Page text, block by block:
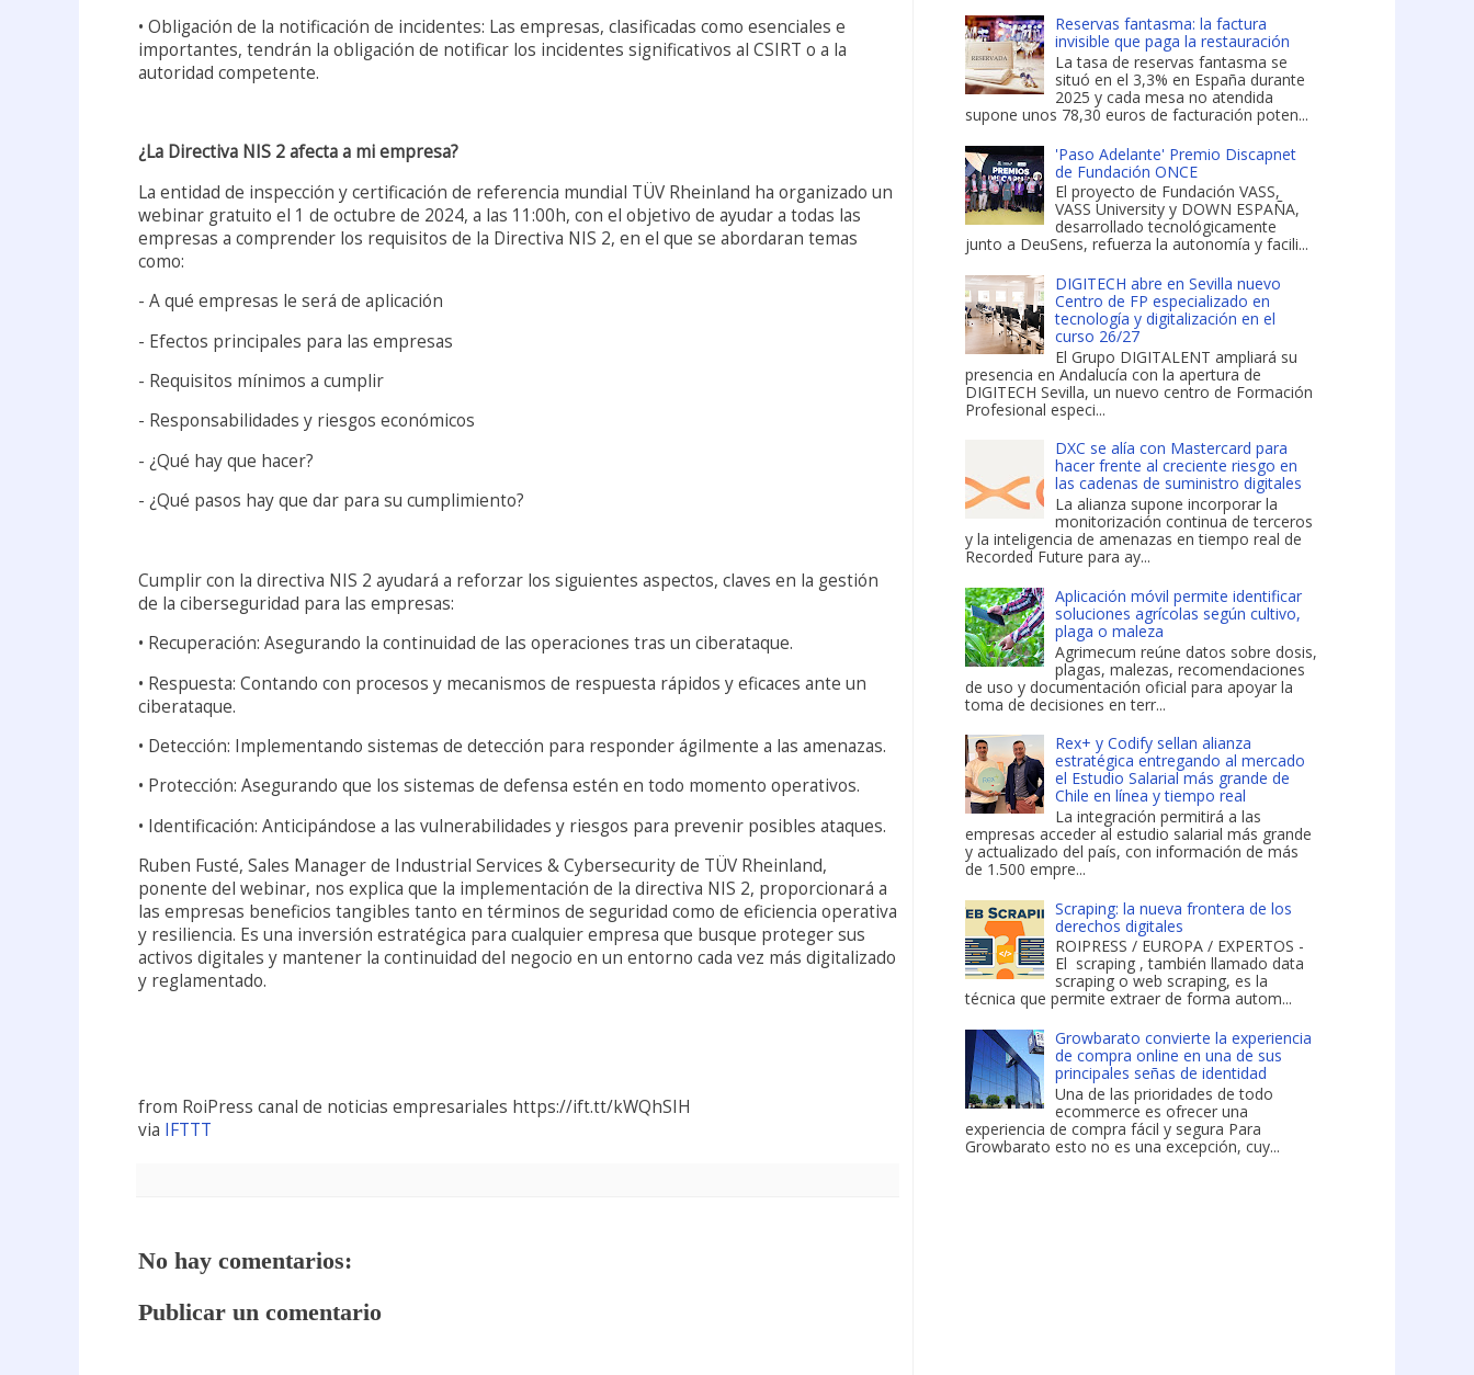
• Obligación de la notificación de incidentes: Las empresas, clasificadas como esenciales e
importantes, tendrán la obligación de notificar los incidentes significativos al CSIRT o a la
autoridad competente.
¿La Directiva NIS 2 afecta a mi empresa?
La entidad de inspección y certificación de referencia mundial TÜV Rheinland ha organizado un
webinar gratuito el 1 de octubre de 2024, a las 11:00h, con el objetivo de ayudar a todas las
empresas a comprender los requisitos de la Directiva NIS 2, en el que se abordaran temas
como:
- A qué empresas le será de aplicación
- Efectos principales para las empresas
- Requisitos mínimos a cumplir
- Responsabilidades y riesgos económicos
- ¿Qué hay que hacer?
- ¿Qué pasos hay que dar para su cumplimiento?
Cumplir con la directiva NIS 2 ayudará a reforzar los siguientes aspectos, claves en la gestión
de la ciberseguridad para las empresas:
• Recuperación: Asegurando la continuidad de las operaciones tras un ciberataque.
• Respuesta: Contando con procesos y mecanismos de respuesta rápidos y eficaces ante un
ciberataque.
• Detección: Implementando sistemas de detección para responder ágilmente a las amenazas.
• Protección: Asegurando que los sistemas de defensa estén en todo momento operativos.
• Identificación: Anticipándose a las vulnerabilidades y riesgos para prevenir posibles ataques.
Ruben Fusté, Sales Manager de Industrial Services & Cybersecurity de TÜV Rheinland,
ponente del webinar, nos explica que la implementación de la directiva NIS 2, proporcionará a
las empresas beneficios tangibles tanto en términos de seguridad como de eficiencia operativa
y resiliencia. Es una inversión estratégica para cualquier empresa que busque proteger sus
activos digitales y mantener la continuidad del negocio en un entorno cada vez más digitalizado
y reglamentado.
from RoiPress canal de noticias empresariales https://ift.tt/kWQhSIH
via IFTTT
No hay comentarios:
Publicar un comentario
Reservas fantasma: la factura
invisible que paga la restauración
La tasa de reservas fantasma se
situó en el 3,3% en España durante
2025 y cada mesa no atendida
supone unos 78,30 euros de facturación poten...
'Paso Adelante' Premio Discapnet
de Fundación ONCE
El proyecto de Fundación VASS,
VASS University y DOWN ESPAÑA,
desarrollado tecnológicamente
junto a DeuSens, refuerza la autonomía y facili...
DIGITECH abre en Sevilla nuevo
Centro de FP especializado en
tecnología y digitalización en el
curso 26/27
El Grupo DIGITALENT ampliará su
presencia en Andalucía con la apertura de
DIGITECH Sevilla, un nuevo centro de Formación
Profesional especi...
DXC se alía con Mastercard para
hacer frente al creciente riesgo en
las cadenas de suministro digitales
La alianza supone incorporar la
monitorización continua de terceros
y la inteligencia de amenazas en tiempo real de
Recorded Future para ay...
Aplicación móvil permite identificar
soluciones agrícolas según cultivo,
plaga o maleza
Agrimecum reúne datos sobre dosis,
plagas, malezas, recomendaciones
de uso y documentación oficial para apoyar la
toma de decisiones en terr...
Rex+ y Codify sellan alianza
estratégica entregando al mercado
el Estudio Salarial más grande de
Chile en línea y tiempo real
La integración permitirá a las
empresas acceder al estudio salarial más grande
y actualizado del país, con información de más
de 1.500 empre...
Scraping: la nueva frontera de los
derechos digitales
ROIPRESS / EUROPA / EXPERTOS -
El scraping , también llamado data
scraping o web scraping, es la
técnica que permite extraer de forma autom...
Growbarato convierte la experiencia
de compra online en una de sus
principales señas de identidad
Una de las prioridades de todo
ecommerce es ofrecer una
experiencia de compra fácil y segura Para
Growbarato esto no es una excepción, cuy...